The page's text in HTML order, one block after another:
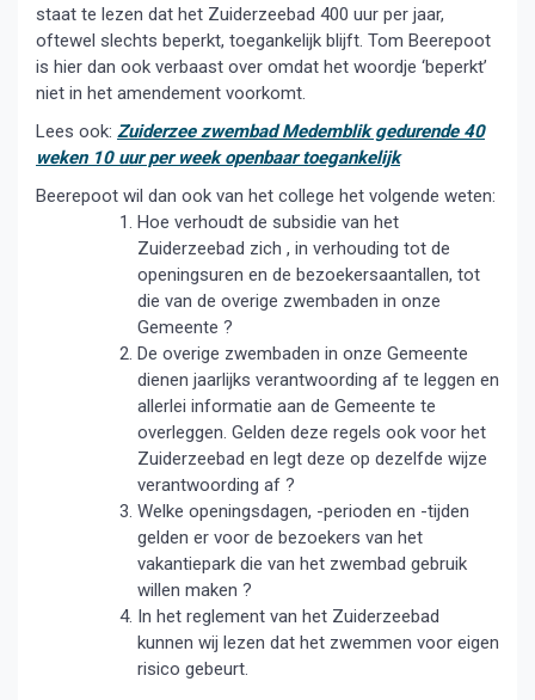
staat te lezen dat het Zuiderzeebad 400 uur per jaar,
oftewel slechts beperkt, toegankelijk blijft. Tom Beerepoot
is hier dan ook verbaast over omdat het woordje ‘beperkt’
niet in het amendement voorkomt.
Lees ook: Zuiderzee zwembad Medemblik gedurende 40
weken 10 uur per week openbaar toegankelijk
Beerepoot wil dan ook van het college het volgende weten:
Hoe verhoudt de subsidie van het
Zuiderzeebad zich , in verhouding tot de
openingsuren en de bezoekersaantallen, tot
die van de overige zwembaden in onze
Gemeente ?
De overige zwembaden in onze Gemeente
dienen jaarlijks verantwoording af te leggen en
allerlei informatie aan de Gemeente te
overleggen. Gelden deze regels ook voor het
Zuiderzeebad en legt deze op dezelfde wijze
verantwoording af ?
Welke openingsdagen, -perioden en -tijden
gelden er voor de bezoekers van het
vakantiepark die van het zwembad gebruik
willen maken ?
In het reglement van het Zuiderzeebad
kunnen wij lezen dat het zwemmen voor eigen
risico gebeurt.